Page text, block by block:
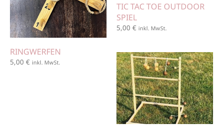
RINGWERFEN
5,00 € inkl. MwSt.
TIC TAC TOE OUTDOOR
SPIEL
5,00 € inkl. MwSt.